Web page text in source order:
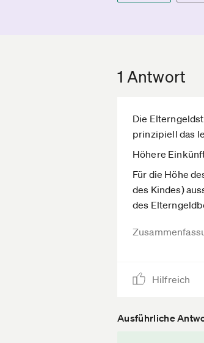
1 Antwort
Die
prinzipiell das
Höhere
Für die Höhe
des Kindes)
des
Hilfreich
Ausführliche